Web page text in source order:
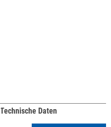
Technische Daten